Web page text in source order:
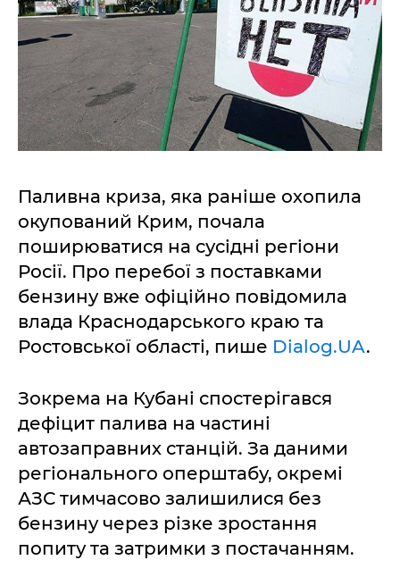
Паливна криза, яка раніше охопила
окупований Крим, почала
поширюватися на сусідні регіони
Росії. Про перебої з поставками
бензину вже офіційно повідомила
влада Краснодарського краю та
Ростовської області, пише Dialog.UA.
Зокрема на Кубані спостерігався
дефіцит палива на частині
автозаправних станцій. За даними
регіонального оперштабу, окремі
АЗС тимчасово залишилися без
бензину через різке зростання
попиту та затримки з постачанням.